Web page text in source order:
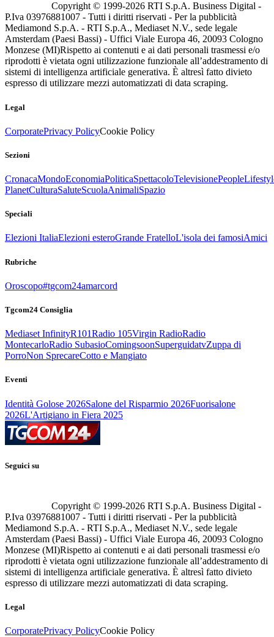
Copyright © 1999-2026 RTI S.p.A. Business Digital -
P.Iva 03976881007 - Tutti i diritti riservati - Per la pubblicità
Mediamond S.p.A. - RTI S.p.A., Mediaset N.V., sede legale
Amsterdam (Paesi Bassi) - Uffici Viale Europa 46, 20093 Cologno
Monzese (MI)Rispetto ai contenuti e ai dati personali trasmessi e/o
riprodotti è vietata ogni utilizzazione funzionale all’addestramento di
sistemi di intelligenza artificiale generativa. È altresì fatto divieto
espresso di utilizzare mezzi automatizzati di data scraping.
Legal
CorporatePrivacy PolicyCookie Policy
Sezioni
CronacaMondoEconomiaPoliticaSpettacoloTelevisionePeople
PlanetCulturaSaluteScuolaAnimaliSpazio
Speciali
Elezioni ItaliaElezioni esteroGrande FratelloL'isola dei famosiAmici
Rubriche
Oroscopo#tgcom24amarcord
Tgcom24 Consiglia
Mediaset InfinityR101Radio 105Virgin RadioRadio
MontecarloRadio SubasioComingsoonSuperguidatvZuppa di
PorroNon SprecareCotto e Mangiato
Eventi
Identità Golose 2026Salone del Risparmio 2026Fuorisalone
2026L'Artigiano in Fiera 2025
Seguici su
Copyright © 1999-2026 RTI S.p.A. Business Digital -
P.Iva 03976881007 - Tutti i diritti riservati - Per la pubblicità
Mediamond S.p.A. - RTI S.p.A., Mediaset N.V., sede legale
Amsterdam (Paesi Bassi) - Uffici Viale Europa 46, 20093 Cologno
Monzese (MI)Rispetto ai contenuti e ai dati personali trasmessi e/o
riprodotti è vietata ogni utilizzazione funzionale all’addestramento di
sistemi di intelligenza artificiale generativa. È altresì fatto divieto
espresso di utilizzare mezzi automatizzati di data scraping.
Legal
CorporatePrivacy PolicyCookie Policy